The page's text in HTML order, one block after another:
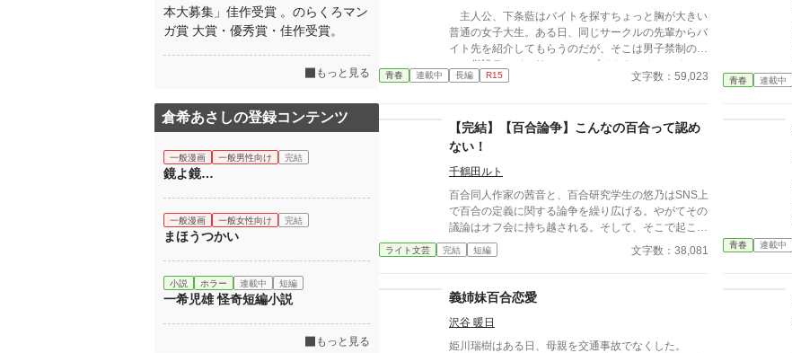
主人公、下条藍はバイトを探すちょっと胸が大きい
普通の女子大生。ある日、同じサークルの先輩からバ
イト先を紹介してもらうのだが、そこは男子禁制のカ
フェ併設ランジェリーショップで！？ ちょっとハ
レンチなお仕事カフェライフ、始まります！！ ※こ
す。下着が生成できないのでビキニで代用していま
す。
青春 連載中 長編 R15 文字数：59,023 青春 連載中
【完結】【百合論争】こんなの百合って認め
ない！
千鶴田ルト
百合同人作家の茜音と、百合研究学生の悠乃はSNS上
で百合の定義に関する論争を繰り広げる。やがてその
議論はオフ会に持ち越される。そして、そこで起こっ
たこととは…！？ 百合に人生を賭けた二人が、ぶつ
かり合い、話し合い、惹かれ合う。百合とは何か。友
争系百合コメディ！
ライト文芸 完結 短編 文字数：38,081 青春 連載中
義姉妹百合恋愛
沢谷 暖日
姫川瑞樹はある日、母親を交通事故でなくした。
本大募集」佳作受賞 。のらくろマン
ガ賞 大賞・優秀賞・佳作受賞。
もっと見る
倉希あさしの登録コンテンツ
一般漫画 一般男性向け 完結
鏡よ鏡…
一般漫画 一般女性向け 完結
まほうつかい
小説 ホラー 連載中 短編
一希児雄 怪奇短編小説
もっと見る